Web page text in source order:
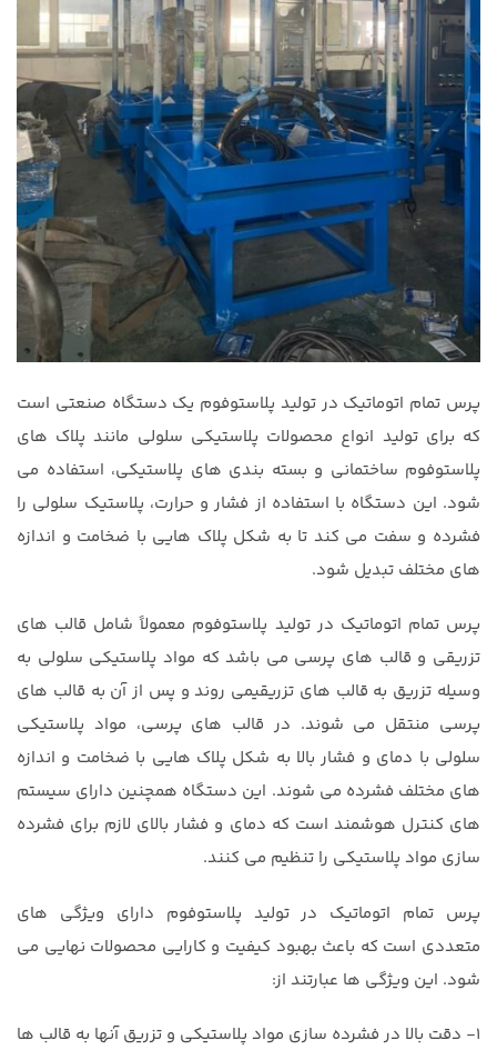
پرس تمام اتوماتیک در تولید پلاستوفوم یک دستگاه صنعتی است
که برای تولید انواع محصولات پلاستیکی سلولی مانند پلاک های
پلاستوفوم ساختمانی و بسته بندی های پلاستیکی، استفاده می
شود. این دستگاه با استفاده از فشار و حرارت، پلاستیک سلولی را
فشرده و سفت می کند تا به شکل پلاک هایی با ضخامت و اندازه
های مختلف تبدیل شود.
پرس تمام اتوماتیک در تولید پلاستوفوم معمولاً شامل قالب های
تزریقی و قالب های پرسی می باشد که مواد پلاستیکی سلولی به
وسیله تزریق به قالب های تزریقیمی روند و پس از آن به قالب های
پرسی منتقل می شوند. در قالب های پرسی، مواد پلاستیکی
سلولی با دمای و فشار بالا به شکل پلاک هایی با ضخامت و اندازه
های مختلف فشرده می شوند. این دستگاه همچنین دارای سیستم
های کنترل هوشمند است که دمای و فشار بالای لازم برای فشرده
سازی مواد پلاستیکی را تنظیم می کنند.
پرس تمام اتوماتیک در تولید پلاستوفوم دارای ویژگی های
متعددی است که باعث بهبود کیفیت و کارایی محصولات نهایی می
شود. این ویژگی ها عبارتند از:
۱- دقت بالا در فشرده سازی مواد پلاستیکی و تزریق آنها به قالب ها